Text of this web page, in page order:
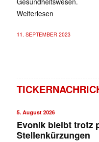
Weiterlesen
11. SEPTEMBER 2023
5. August 2026
Evonik bleibt trotz
Stellenkürzungen